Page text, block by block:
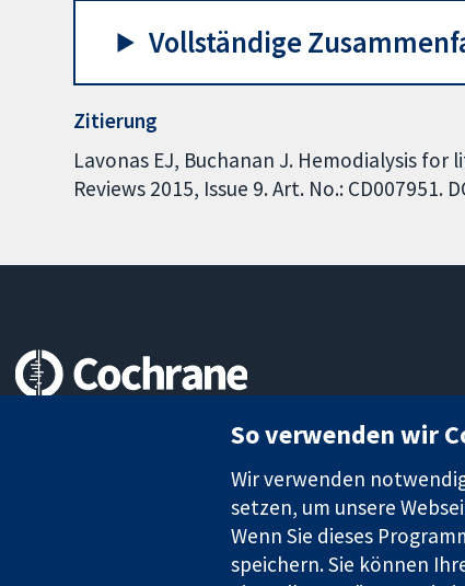
Vollständige
Zitierung
Lavonas EJ, Buchanan J. Hemodialysis
Reviews 2015, Issue 9. Art. No.: CD007951.
Die Cochrane Collaboration ist eine gemeinützige
So verwenden wir
Wir verwenden
setzen, um unsere
Wenn Sie dieses
speichern. Sie können